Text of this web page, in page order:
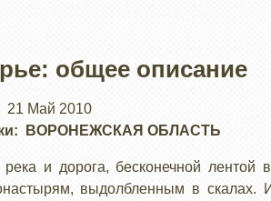
общее описание
21 Май 2010
ВОРОНЕЖСКАЯ ОБЛАСТЬ
и дорога, бесконечной
выдолбленным в скалах.